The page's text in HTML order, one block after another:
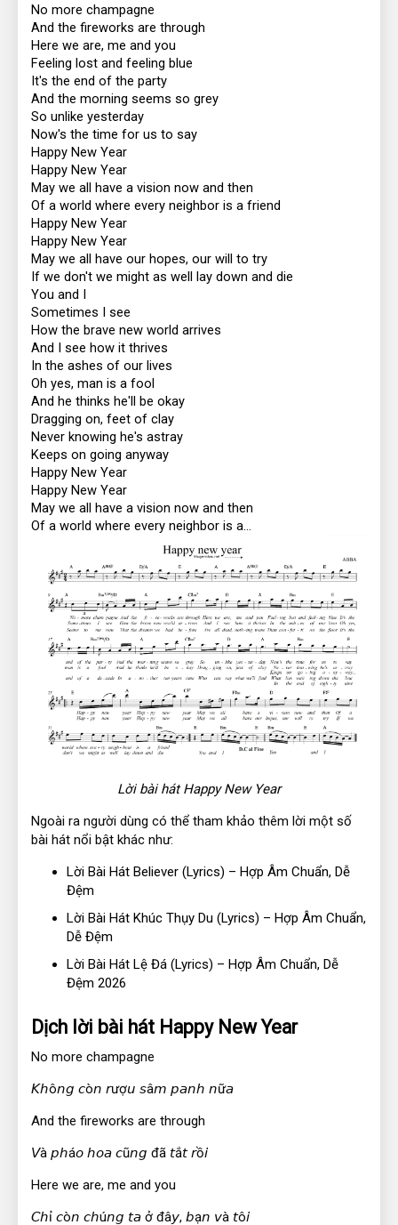
No more champagne
And the fireworks are through
Here we are, me and you
Feeling lost and feeling blue
It's the end of the party
And the morning seems so grey
So unlike yesterday
Now's the time for us to say
Happy New Year
Happy New Year
May we all have a vision now and then
Of a world where every neighbor is a friend
Happy New Year
Happy New Year
May we all have our hopes, our will to try
If we don't we might as well lay down and die
You and I
Sometimes I see
How the brave new world arrives
And I see how it thrives
In the ashes of our lives
Oh yes, man is a fool
And he thinks he'll be okay
Dragging on, feet of clay
Never knowing he's astray
Keeps on going anyway
Happy New Year
Happy New Year
May we all have a vision now and then
Of a world where every neighbor is a…
Lời bài hát Happy New Year
Ngoài ra người dùng có thể tham khảo thêm lời một số
bài hát nổi bật khác như:
Lời Bài Hát Believer (Lyrics) – Hợp Âm Chuẩn, Dễ
Đệm
Lời Bài Hát Khúc Thụy Du (Lyrics) – Hợp Âm Chuẩn,
Dễ Đệm
Lời Bài Hát Lệ Đá (Lyrics) – Hợp Âm Chuẩn, Dễ
Đệm 2026
Dịch lời bài hát Happy New Year
No more champagne
𝘒𝘩ô𝘯𝘨 𝘤ò𝘯 𝘳ượ𝘶 𝘴â𝘮 𝘱𝘢𝘯𝘩 𝘯ữ𝘢
And the fireworks are through
𝘝à 𝘱𝘩á𝘰 𝘩𝘰𝘢 𝘤ũ𝘯𝘨 đã 𝘵ắ𝘵 𝘳ồ𝘪
Here we are, me and you
𝘊𝘩ỉ 𝘤ò𝘯 𝘤𝘩ú𝘯𝘨 𝘵𝘢 ở đâ𝘺, 𝘣ạ𝘯 𝘷à 𝘵ô𝘪